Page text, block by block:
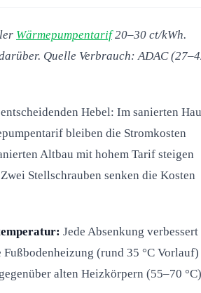
Wärmepumpentarif20–30 ct/kWh.
Quelle Verbrauch: ADAC
Hebel: Im sanierten
bleiben die Stromkosten
Altbau mit hohem Tarif steigen
Stellschrauben senken die Kosten
Jede Absenkung verbessert
(rund 35 °C Vorlauf)
alten Heizkörpern (55–70